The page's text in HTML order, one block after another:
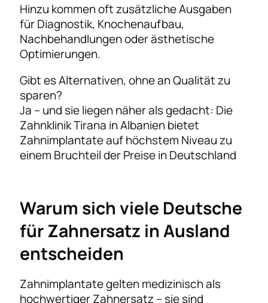
Hinzu kommen oft zusätzliche Ausgaben
für Diagnostik, Knochenaufbau,
Nachbehandlungen oder ästhetische
Optimierungen.
Gibt es Alternativen, ohne an Qualität zu
sparen?
Ja – und sie liegen näher als gedacht: Die
Zahnklinik Tirana in Albanien bietet
Zahnimplantate auf höchstem Niveau zu
einem Bruchteil der Preise in Deutschland
Warum sich viele Deutsche
für Zahnersatz in Ausland
entscheiden
Zahnimplantate gelten medizinisch als
hochwertiger Zahnersatz – sie sind